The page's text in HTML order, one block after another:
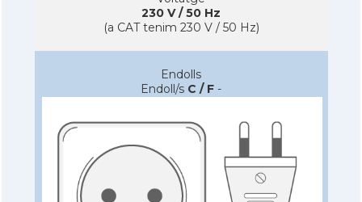
230 V / 50 Hz
(a CAT tenim 230 V / 50 Hz)
Endolls
Endoll/s C / F -